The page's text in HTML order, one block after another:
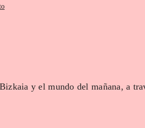
y el mundo del mañana, a